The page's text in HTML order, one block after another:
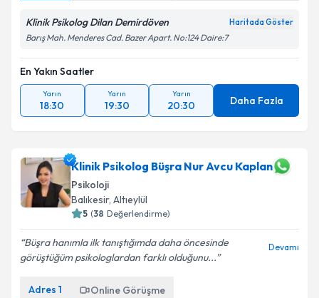
Klinik Psikolog Dilan Demirdöven Haritada Göster
Barış Mah. Menderes Cad. Bazer Apart. No:124 Daire:7
En Yakın Saatler
Yarın
18:30
Yarın
19:30
Yarın
20:30 Daha Fazla
Klinik Psikolog Büşra Nur Avcu Kaplan
Psikoloji
Balıkesir, Altıeylül
5 (38 Değerlendirme)
Büşra hanımla ilk tanıştığımda daha öncesinde
görüştüğüm psikologlardan farklı olduğunu...
Devamı
Adres 1 Online Görüşme